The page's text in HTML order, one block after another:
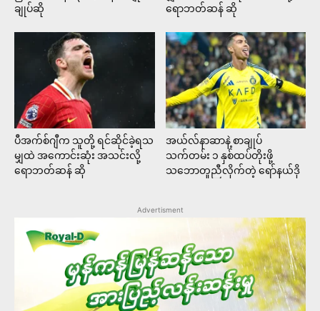
ချုပ်ဆို
ရောဘတ်ဆန် ဆို
ပီအက်စ်ဂျီက သူတို့ ရင်ဆိုင်ခဲ့ရသ
မျှထဲ အကောင်းဆုံး အသင်းလို့
ရောဘတ်ဆန် ဆို
အယ်လ်နာဆာနဲ့ စာချုပ်
သက်တမ်း ၁ နှစ်ထပ်တိုးဖို့
သဘောတူညီလိုက်တဲ့ ရော်နယ်ဒို
Advertisment